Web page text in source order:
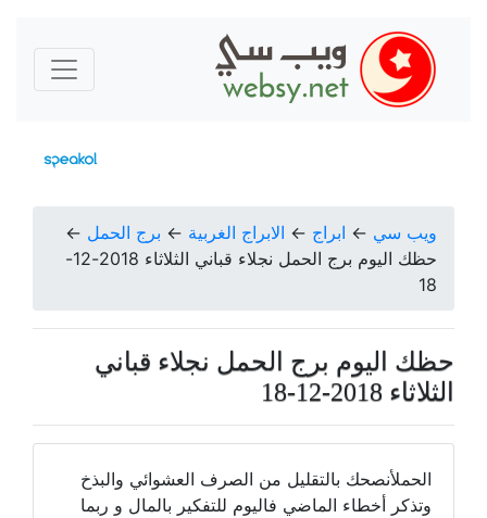
ويب سي ← ابراج ← الابراج الغربية ← برج الحمل ←
حظك اليوم برج الحمل نجلاء قباني الثلاثاء 2018-12-
18
حظك اليوم برج الحمل نجلاء قباني
الثلاثاء 2018-12-18
الحملأنصحك بالتقليل من الصرف العشوائي والبذخ
وتذكر أخطاء الماضي فاليوم للتفكير بالمال و ربما